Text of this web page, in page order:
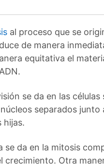
al proceso que se
de manera
equitativa el
se da en las
separados
hijas.
se da en la mitosis
Otra